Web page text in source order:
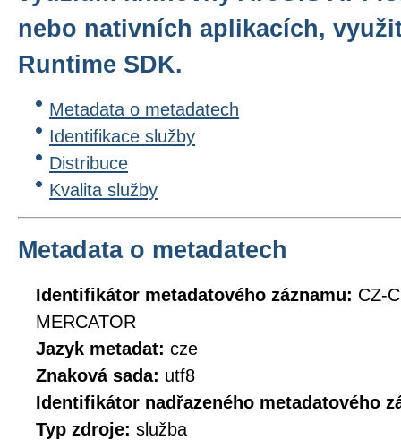
nebo nativních aplikacích,
Runtime SDK.
Metadata o metadatech
Identifikace služby
Distribuce
Kvalita služby
Metadata o metadatech
Identifikátor metadatového záznamu: CZ-
MERCATOR
Jazyk metadat: cze
Znaková sada: utf8
Identifikátor nadřazeného metadatového
Typ zdroje: služba